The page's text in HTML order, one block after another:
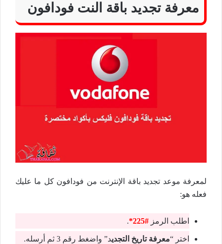
معرفة تجديد باقة النت فودافون
لمعرفة موعد تجديد باقة الإنترنت من فودافون كل ما عليك
فعله هو:
اطلب الرمز #225*
.
اختر “معرفة تاريخ التجديد” واضغط رقم 3 ثم أرسله.